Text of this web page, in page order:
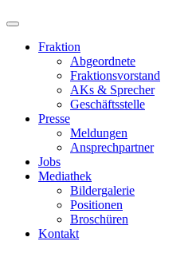
Fraktion
Abgeordnete
Fraktions­vorstand
AKs & Sprecher
Geschäftsstelle
Presse
Meldungen
Ansprechpartner
Jobs
Mediathek
Bildergalerie
Positionen
Broschüren
Kontakt